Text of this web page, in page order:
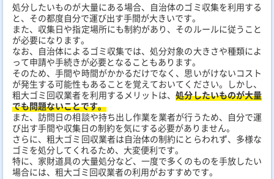
処分したいものが大量にある場合、自治体のゴミ収集を利用する
と、その都度自分で運び出す手間が大きいです。
また、収集日や指定場所にも制約があり、そのルールに従うこと
が必要になります。
なお、自治体によるゴミ収集では、処分対象の大きさや種類によ
って申請や手続きが必要となることもあります。
そのため、手間や時間がかかるだけでなく、思いがけないコスト
が発生する可能性もあることを覚えておいてください。しかし、
粗大ゴミ回収業者を利用するメリットは、処分したいものが大量
でも問題ないことです。
また、訪問日の相談や持ち出し作業を業者が行うため、自分で運
び出す手間や収集日の制約を気にする必要がありません。
さらに、粗大ゴミ回収業者は自治体の制約にとらわれず、多様な
ゴミを処分してくれるため、大変便利です。
特に、家財道具の大量処分など、一度で多くのものを手放したい
場合には、粗大ゴミ回収業者の利用がおすすめです。